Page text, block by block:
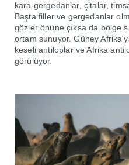
kara gergedanlar, çitalar,
Başta filler ve gergedanlar
gözler önüne çıksa da bölge
ortam sunuyor. Güney
keseli antiloplar ve Afrika
görülüyor.